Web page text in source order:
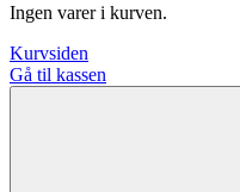
Ingen varer i kurven.
Kurvsiden
Gå til kassen